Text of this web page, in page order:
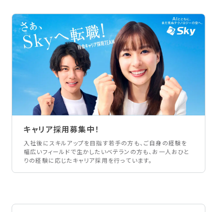
キャリア採用募集中！
入社後にスキルアップを目指す若手の方も、ご自身の経験を
幅広いフィールドで生かしたいベテランの方も、お一人おひと
りの経験に応じたキャリア採用を行っています。